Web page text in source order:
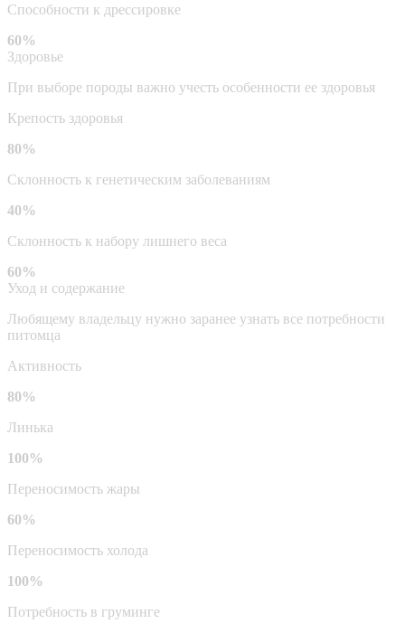
Способности к дрессировке
60%
Здоровье
При выборе породы важно учесть особенности ее здоровья
Крепость здоровья
80%
Склонность к генетическим заболеваниям
40%
Склонность к набору лишнего веса
60%
Уход и содержание
Любящему владельцу нужно заранее узнать все потребности
питомца
Активность
80%
Линька
100%
Переносимость жары
60%
Переносимость холода
100%
Потребность в груминге